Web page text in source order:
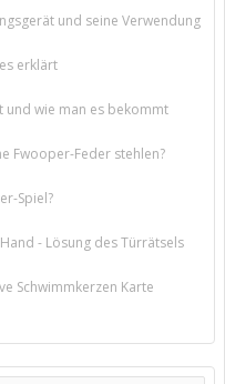
und seine Verwendung
erklärt
und wie man es bekommt
Fwooper-Feder stehlen?
Spiel?
- Lösung des Türrätsels
Schwimmkerzen Karte